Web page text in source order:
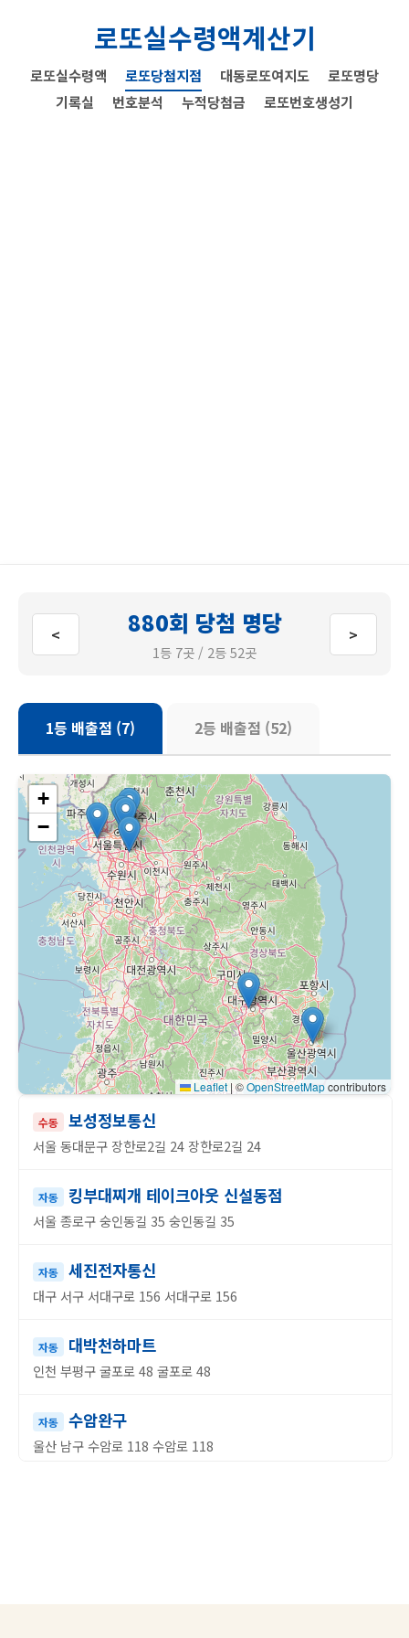
로또실수령액계산기
로또실수령액 로또당첨지점 대동로또여지도
로또명당
기록실
번호분석 누적당첨금 로또번호생성기
< 880회 당첨 명당
1등 7곳 / 2등 52곳
>
1등 배출점 (7) 2등 배출점 (52)
수동 보성정보통신
서울 동대문구 장한로2길 24 장한로2길 24
자동 킹부대찌개 테이크아웃 신설동점
서울 종로구 숭인동길 35 숭인동길 35
자동 세진전자통신
대구 서구 서대구로 156 서대구로 156
자동 대박천하마트
인천 부평구 굴포로 48 굴포로 48
자동 수암완구
울산 남구 수암로 118 수암로 118
+
−
Leaflet | ©OpenStreetMapcontributors